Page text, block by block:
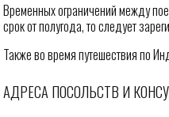
Временных ограничений между
срок от полугода, то следует
Также во время путешествия по
АДРЕСА ПОСОЛЬСТВ И